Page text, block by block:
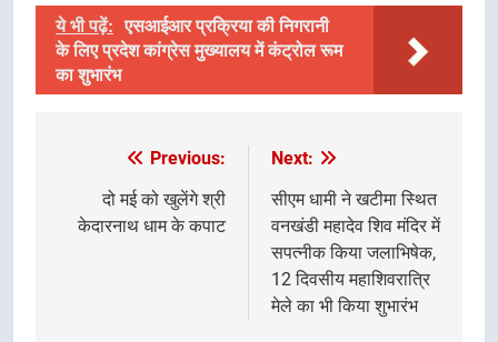
ये भी पढ़ें: एसआईआर प्रक्रिया की निगरानी
के लिए प्रदेश कांग्रेस मुख्यालय में कंट्रोल रूम
का शुभारंभ
navigation
Previous:
दो मई को खुलेंगे श्री
केदारनाथ धाम के कपाट
Next:
सीएम धामी ने खटीमा स्थित
वनखंडी महादेव शिव मंदिर में
सपत्नीक किया जलाभिषेक,
12 दिवसीय महाशिवरात्रि
मेले का भी किया शुभारंभ